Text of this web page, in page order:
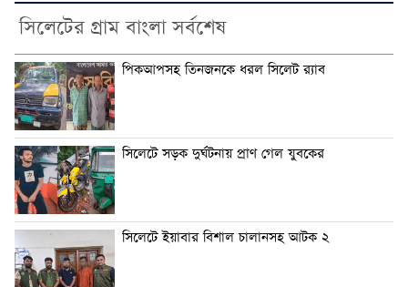
সিলেটের গ্রাম বাংলা সর্বশেষ
পিকআপসহ তিনজনকে ধরল সিলেট র‌্যাব
সিলেটে সড়ক দুর্ঘটনায় প্রাণ গেল যুবকের
সিলেটে ইয়াবার বিশাল চালানসহ আটক ২